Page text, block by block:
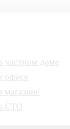
частном доме
офисе
магазине
СТО